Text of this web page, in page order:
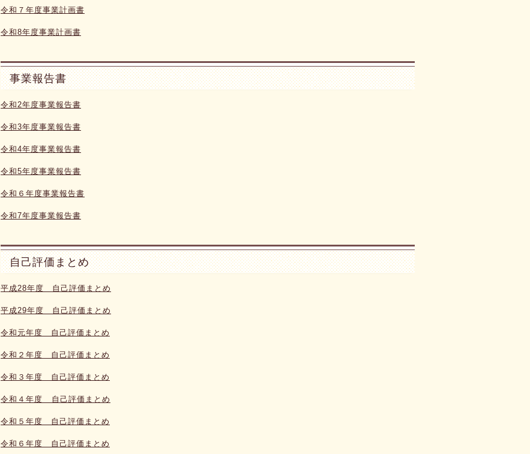
令和７年度事業計画書
令和8年度事業計画書
事業報告書
令和2年度事業報告書
令和3年度事業報告書
令和4年度事業報告書
令和5年度事業報告書
令和６年度事業報告書
令和7年度事業報告書
自己評価まとめ
平成28年度 自己評価まとめ
平成29年度 自己評価まとめ
令和元年度 自己評価まとめ
令和２年度 自己評価まとめ
令和３年度 自己評価まとめ
令和４年度 自己評価まとめ
令和５年度 自己評価まとめ
令和６年度 自己評価まとめ